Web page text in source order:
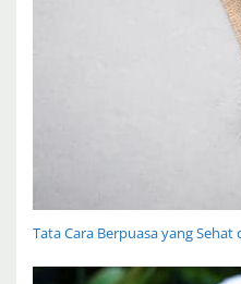
Tata Cara Berpuasa yang